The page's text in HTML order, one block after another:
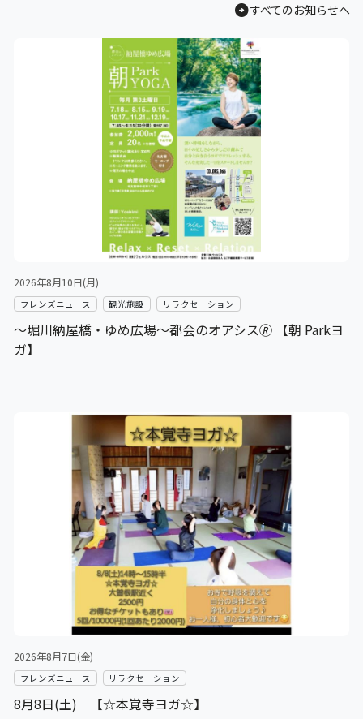
arrow_circle_rightすべてのお知らせへ
2026年8月10日(月)
フレンズニュース 観光施設 リラクセーション
～堀川納屋橋・ゆめ広場～都会のオアシス🄬 【朝 Parkヨ
ガ】
2026年8月7日(金)
フレンズニュース リラクセーション
8月8日(土) 【☆本覚寺ヨガ☆】